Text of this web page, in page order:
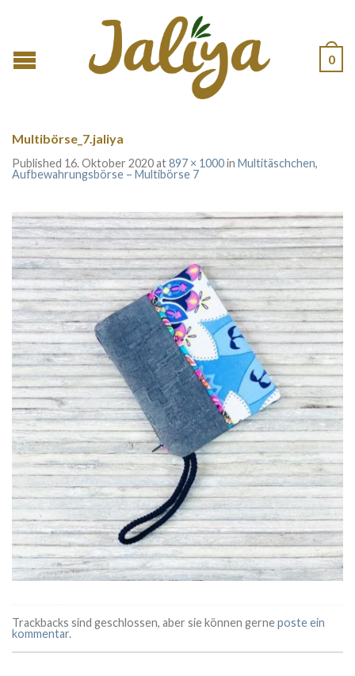
0
Multibörse_7.jaliya
Published 16. Oktober 2020at897 × 1000in Multitäschchen,
Aufbewahrungsbörse – Multibörse 7
Trackbacks sind geschlossen, aber sie können gerneposte ein
kommentar.